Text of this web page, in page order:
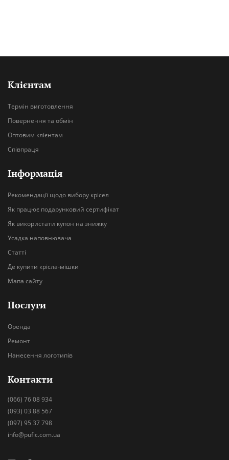
Клієнтам
Термін виготовлення
Повернення та обмін
Оптовим клієнтам
Співпраця
Інформація
Рекомендації щодо вибору крісел
Як працює подарунковий сертифікат
Як використати купон на знижку
Усадка наповнювача
Статті
Де купити крісла-мішки
Мапа сайту
Послуги
Оренда
Ремонт
Нанесення логотипів
Контакти
(066) 76 08 934
(093) 03 88 567
(097) 95 37 798
info@pufic.com.ua